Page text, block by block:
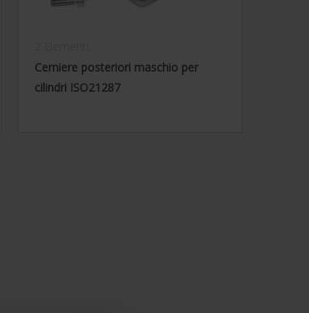
Cerniere posteriori maschio per
cilindri ISO21287